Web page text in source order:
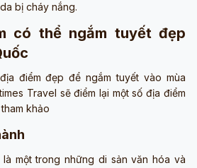
bị cháy nắng.
có thể ngắm tuyết đẹp
điểm đẹp để ngắm tuyết vào mùa
Travel sẽ điểm lại một số địa điểm
khảo
là một trong những di sản văn hóa và